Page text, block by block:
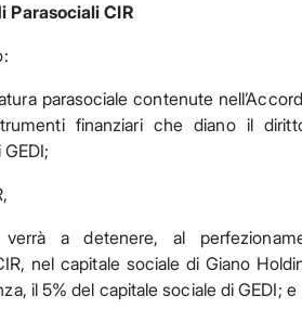
CIR
parasociale contenute
finanziari che diano il
a detenere, al
nel capitale sociale di Giano
il 5% del capitale sociale di GEDI; e